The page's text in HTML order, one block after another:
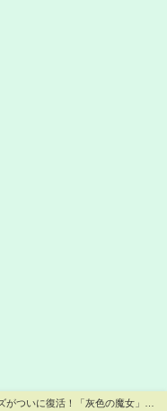
ついに復活！「灰色の魔女」押